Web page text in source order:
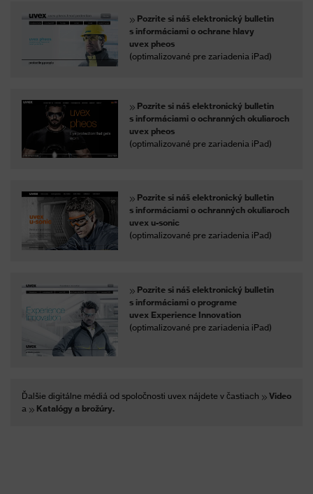
Pozrite si náš elektronický bulletin
s informáciami o ochrane hlavy
uvex pheos
(optimalizované pre zariadenia iPad)
Pozrite si náš elektronický bulletin
s informáciami o ochranných okuliaroch
uvex pheos
(optimalizované pre zariadenia iPad)
Pozrite si náš elektronický bulletin
s informáciami o ochranných okuliaroch
uvex u-sonic
(optimalizované pre zariadenia iPad)
Pozrite si náš elektronický bulletin
s informáciami o programe
uvex Experience Innovation
(optimalizované pre zariadenia iPad)
Ďalšie digitálne médiá od spoločnosti uvex nájdete v častiach
Video
a
Katalógy a brožúry.